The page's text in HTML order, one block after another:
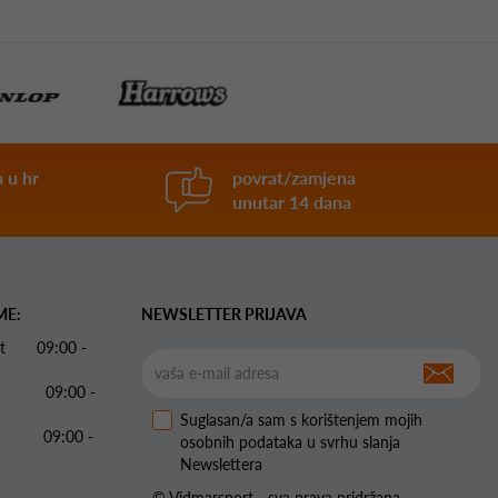
u hr
povrat/zamjena
unutar 14 dana
09:00 -
-
-
NEWSLETTER PRIJAVA
Suglasan/a sam s korištenjem mojih
osobnih podataka u svrhu slanja
Newslettera